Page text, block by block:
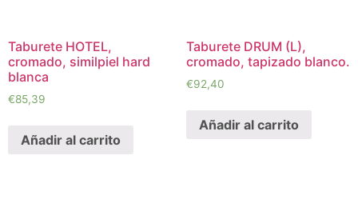
Taburete HOTEL,
cromado, similpiel hard
blanca
€85,39
Añadir al carrito
Taburete DRUM (L),
cromado, tapizado blanco.
€92,40
Añadir al carrito